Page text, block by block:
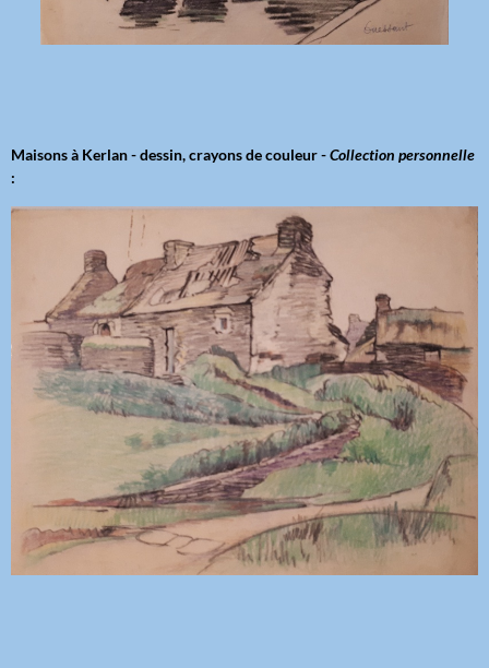
Maisons à Kerlan - dessin, crayons de couleur -Collection personnelle
: